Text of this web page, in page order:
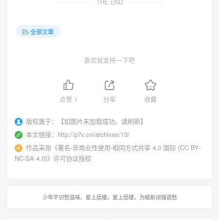
THE END
全部文章
喜欢就支持一下吧
点赞 1 分享 收藏
版权属于：
【如图片未加载成功，请刷新】
本文链接： http://p7v.cn/archives/13/
作品采用 《署名-非商业性使用-相同方式共享 4.0 国际 (CC BY-
NC-SA 4.0)》许可协议授权
少年不识愁滋味，爱上层楼。爱上层楼，为赋新词强说愁